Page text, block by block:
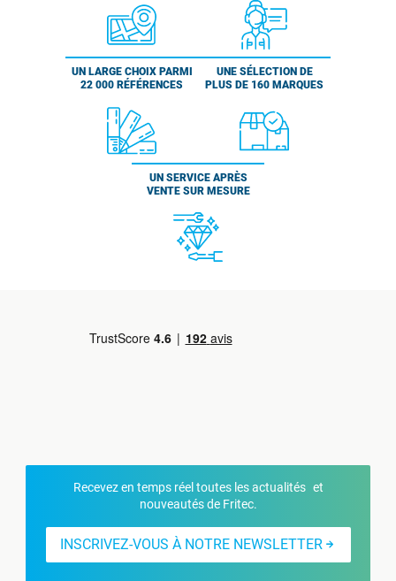
UN LARGE CHOIX PARMI
22 000 RÉFÉRENCES
UNE SÉLECTION DE
PLUS DE 160 MARQUES
UN SERVICE APRÈS
VENTE SUR MESURE
Recevez en temps réel toutes les actualités et
nouveautés de Fritec.
INSCRIVEZ-VOUS À NOTRE NEWSLETTER